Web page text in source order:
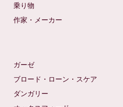
乗り物
作家・メーカー
ガーゼ
ブロード・ローン・スケア
ダンガリー